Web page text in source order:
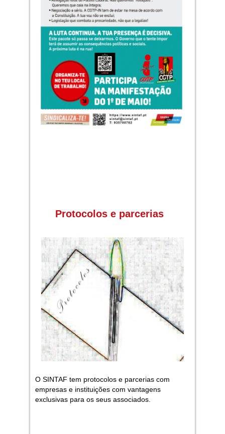
Protocolos e parcerias
O SINTAF tem protocolos e parcerias com
empresas e instituições com vantagens
exclusivas para os seus associados.